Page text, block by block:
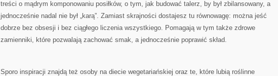
treści o mądrym komponowaniu posiłków, o tym, jak budować talerz, by był zbilansowany, a
jednocześnie nadal nie był „karą”. Zamiast skrajności dostajesz tu równowagę: można jeść
dobrze bez obsesji i bez ciągłego liczenia wszystkiego. Pomagają w tym także zdrowe
zamienniki, które pozwalają zachować smak, a jednocześnie poprawić skład.
Sporo inspiracji znajdą też osoby na diecie wegetariańskiej oraz te, które lubią roślinne